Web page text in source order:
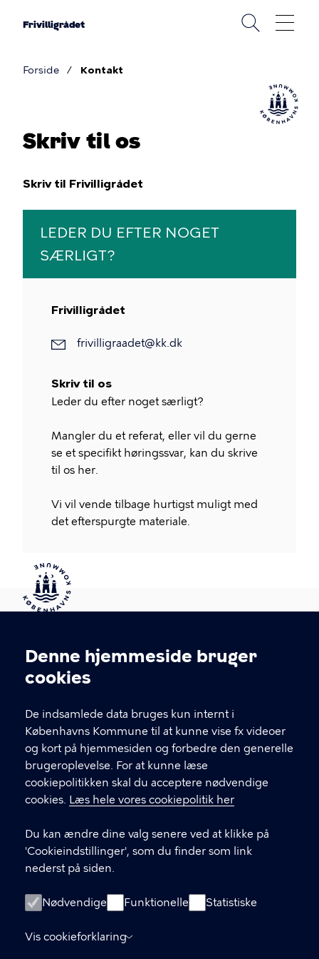
Cookieindstillinger
Denne hjemmeside bruger
cookies
De indsamlede data bruges kun internt i
Københavns Kommune til at kunne vise fx videoer
og kort på hjemmesiden og forbedre den generelle
brugeroplevelse. For at kunne læse
cookiepolitikken skal du acceptere nødvendige
cookies. Læs hele vores cookiepolitik her
Du kan ændre dine valg senere ved at klikke på
'Cookieindstillinger', som du finder som link
nederst på siden.
Nødvendige Funktionelle Statistiske
Vis cookieforklaring
Frivilligrådet
Forside Kontakt
Skriv til os
Skriv til Frivilligrådet
LEDER DU EFTER NOGET
SÆRLIGT?
Frivilligrådet
frivilligraadet@kk.dk
Skriv til os
Leder du efter noget særligt?
Mangler du et referat, eller vil du gerne
se et specifikt høringssvar, kan du skrive
til os her.
Vi vil vende tilbage hurtigst muligt med
det efterspurgte materiale.
Frivilligrådet
KONTAKT
Center for faglig Understøttelse og udvikling,
Bernstorffsgade 17 1592 København V
LINKS
Frivilligt socialt arbejde
Tilgængelighedserklæring